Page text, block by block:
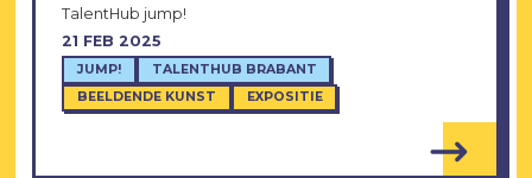
21 FEB 2025
JUMP!
TALENTHUB BRABANT
BEELDENDE KUNST
EXPOSITIE
TalentHub jump!